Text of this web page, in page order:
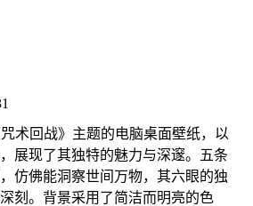
术回战》主题的电脑桌面壁纸，以
展现了其独特的魅力与深邃。五条
仿佛能洞察世间万物，其六眼的独
刻。背景采用了简洁而明亮的色